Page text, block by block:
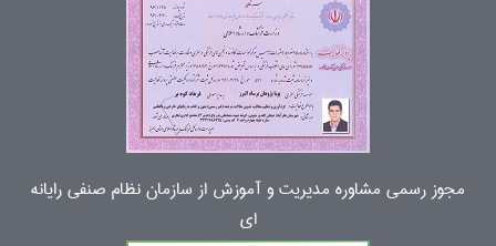
مجوز رسمی مشاوره مدیریت و آموزش از سازمان نظام صنفی رایانه
ای